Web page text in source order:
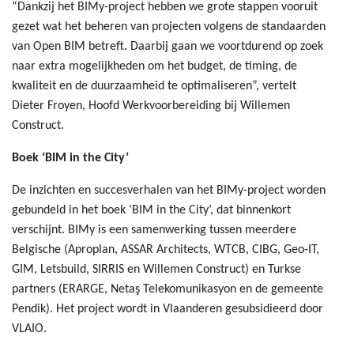
“Dankzij het BIMy-project hebben we grote stappen vooruit
gezet wat het beheren van projecten volgens de standaarden
van Open BIM betreft. Daarbij gaan we voortdurend op zoek
naar extra mogelijkheden om het budget, de timing, de
kwaliteit en de duurzaamheid te optimaliseren”, vertelt
Dieter Froyen, Hoofd Werkvoorbereiding bij Willemen
Construct.
Boek ‘BIM in the City’
De inzichten en succesverhalen van het BIMy-project worden
gebundeld in het boek ‘BIM in the City’, dat binnenkort
verschijnt. BIMy is een samenwerking tussen meerdere
Belgische (Aproplan, ASSAR Architects, WTCB, CIBG, Geo-IT,
GIM, Letsbuild, SIRRIS en Willemen Construct) en Turkse
partners (ERARGE, Netaş Telekomunikasyon en de gemeente
Pendik). Het project wordt in Vlaanderen gesubsidieerd door
VLAIO.